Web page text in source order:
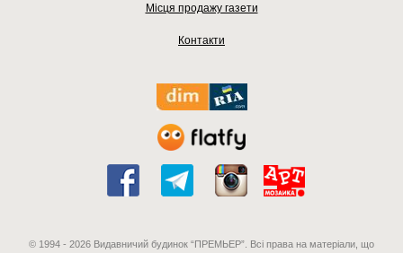
Місця продажу газети
Контакти
© 1994 - 2026 Видавничий будинок “ПРЕМЬЕР”. Всі права на матеріали, що